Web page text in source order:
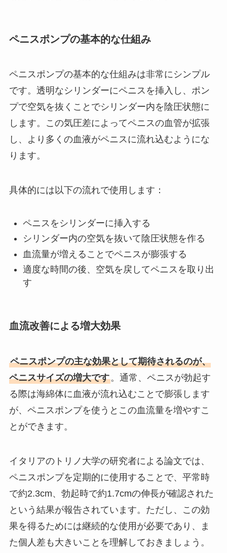
ペニスポンプの基本的な仕組み
ペニスポンプの基本的な仕組みは非常にシンプル
です。透明なシリンダーにペニスを挿入し、ポン
プで空気を抜くことでシリンダー内を陰圧状態に
します。この気圧差によってペニスの血管が拡張
し、より多くの血液がペニスに流れ込むようにな
ります。
具体的には以下の流れで使用します：
ペニスをシリンダーに挿入する
シリンダー内の空気を抜いて陰圧状態を作る
血流量が増えることでペニスが膨張する
適度な時間の後、空気を戻してペニスを取り出
す
血流改善による増大効果
ペニスポンプの主な効果として期待されるのが、
ペニスサイズの増大です。通常、ペニスが勃起す
る際は海綿体に血液が流れ込むことで膨張します
が、ペニスポンプを使うとこの血流量を増やすこ
とができます。
イタリアのトリノ大学の研究者による論文では、
ペニスポンプを定期的に使用することで、平常時
で約2.3cm、勃起時で約1.7cmの伸長が確認された
という結果が報告されています。ただし、この効
果を得るためには継続的な使用が必要であり、ま
た個人差も大きいことを理解しておきましょう。